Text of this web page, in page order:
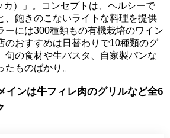
）」。コンセプトは、ヘルシーで
、飽きのこないライトな料理を提供
ーには300種類もの有機栽培のワイン
のおすすめは日替わりで10種類のグ
旬の食材や生パスタ、自家製パンな
ものばかり。
インは牛フィレ肉のグリルなど全6